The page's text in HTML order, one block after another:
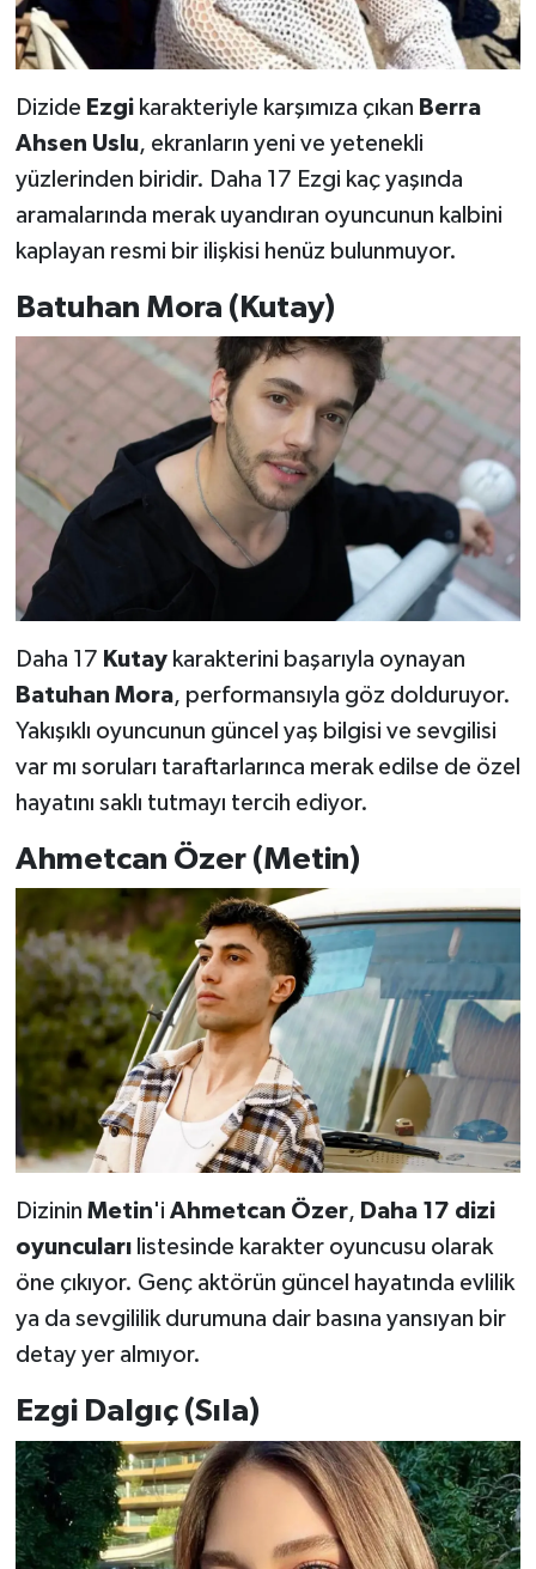
Dizide Ezgi karakteriyle karşımıza çıkan Berra
Ahsen Uslu, ekranların yeni ve yetenekli
yüzlerinden biridir. Daha 17 Ezgi kaç yaşında
aramalarında merak uyandıran oyuncunun kalbini
kaplayan resmi bir ilişkisi henüz bulunmuyor.
Batuhan Mora (Kutay)
Daha 17 Kutay karakterini başarıyla oynayan
Batuhan Mora, performansıyla göz dolduruyor.
Yakışıklı oyuncunun güncel yaş bilgisi ve sevgilisi
var mı soruları taraftarlarınca merak edilse de özel
hayatını saklı tutmayı tercih ediyor.
Ahmetcan Özer (Metin)
Dizinin Metin'i Ahmetcan Özer, Daha 17 dizi
oyuncularılistesinde karakter oyuncusu olarak
öne çıkıyor. Genç aktörün güncel hayatında evlilik
ya da sevgililik durumuna dair basına yansıyan bir
detay yer almıyor.
Ezgi Dalgıç (Sıla)